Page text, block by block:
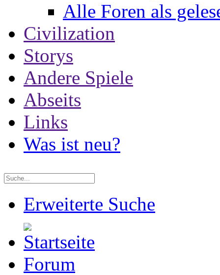
Alle Foren als
Civilization
Storys
Andere Spiele
Abseits
Links
Was ist neu?
Erweiterte Suche
Forum